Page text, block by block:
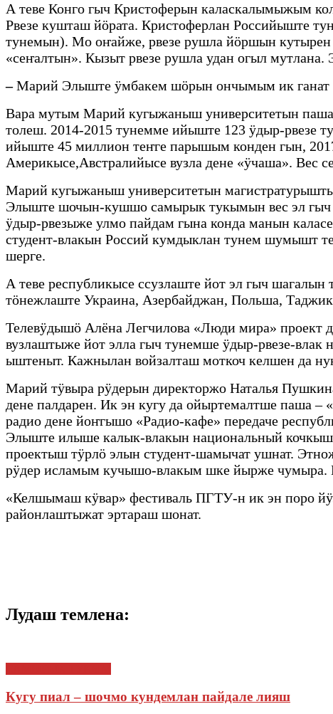
А теве Конго гыч Кристоферын каласкалымыжым
Рвезе кушташ йӧрата. Кристоферлан Российыште
тунемын). Мо оҥайже, рвезе рушла йӧршын
«сеҥалтын». Кызыт рвезе рушла удан огыл
–Марий Элыште ӱмбакем шӧрын ончымым ик
Вара мутым Марий кугыжаныш университетын
толеш. 2014-2015 тунемме ийыште 123 ӱдыр-рвезе
ийыште 45 миллион теҥге парышым конден гын,
Америкысе,Австралийысе вузла дене «ӱчаша».
Марий кугыжаныш университетын
Элыште шочын-кушшо самырык тукымын вес эл
ӱдыр-рвезыже улмо пайдам гына конда манын
студент-влакын Россий кумдыклан тунем шумышт
шерге.
А теве республикысе ссузлаште йот эл гыч
тӧнежлаште Украина, Азербайджан, Польша,
Телевӱдышӧ Алёна Легчилова «Люди мира» проект
вузлаштыже йот элла гыч тунемше ӱдыр-рвезе-
ыштеныт. Кажнылан войзалташ моткоч келшен да
Марий тӱвыра рӱдерын директоржо Наталья
дене палдарен. Ик эн кугу да ойыртемалтше паша
радио дене йоҥгышо «Радио-кафе» передаче
Элыште илыше калык-влакын национальный
проектыш тӱрлӧ элын студент-шамычат ушнат.
рӱдер исламым кучышо-влакым шке йырже
«Келшымаш кӱвар» фестиваль ПГТУ-н ик эн поро
районлаштыжат эртараш шонат.
Лудаш темлена:
Кугу пиал – шочмо кундемлан пайдале лияш